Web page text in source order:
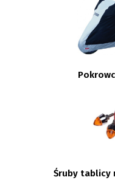
Śruby tablicy